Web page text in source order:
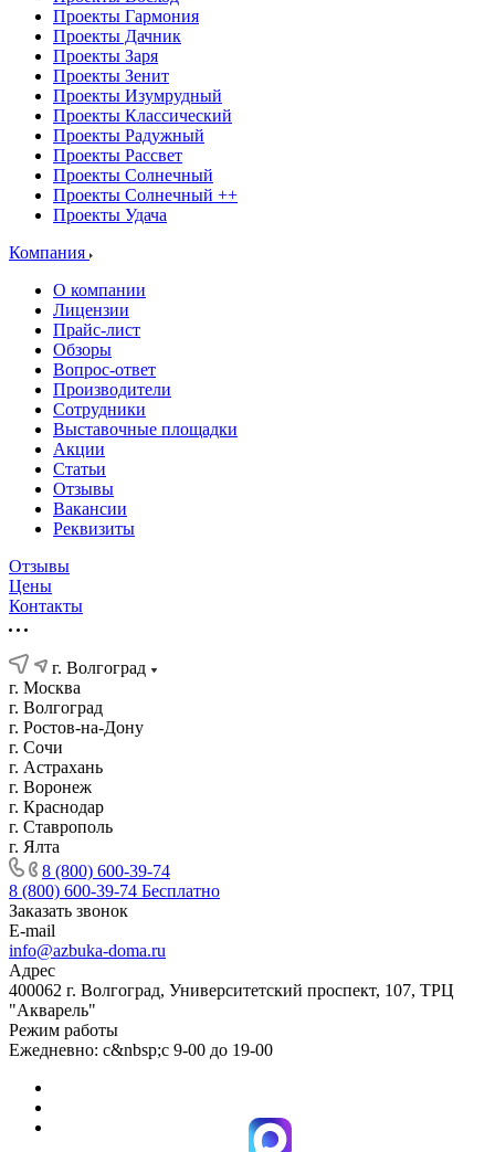
Проекты Гармония
Проекты Дачник
Проекты Заря
Проекты Зенит
Проекты Изумрудный
Проекты Классический
Проекты Радужный
Проекты Рассвет
Проекты Солнечный
Проекты Солнечный ++
Проекты Удача
Компания
О компании
Лицензии
Прайс-лист
Обзоры
Вопрос-ответ
Производители
Сотрудники
Выставочные площадки
Акции
Статьи
Отзывы
Вакансии
Реквизиты
Отзывы
Цены
Контакты
г. Волгоград
г. Москва
г. Волгоград
г. Ростов-на-Дону
г. Сочи
г. Астрахань
г. Воронеж
г. Краснодар
г. Ставрополь
г. Ялта
8 (800) 600-39-74
8 (800) 600-39-74 Бесплатно
Заказать звонок
E-mail
info@azbuka-doma.ru
Адрес
400062 г. Волгоград, Университетский проспект, 107, ТРЦ
"Акварель"
Режим работы
Ежедневно: с&nbsp;с 9-00 до 19-00